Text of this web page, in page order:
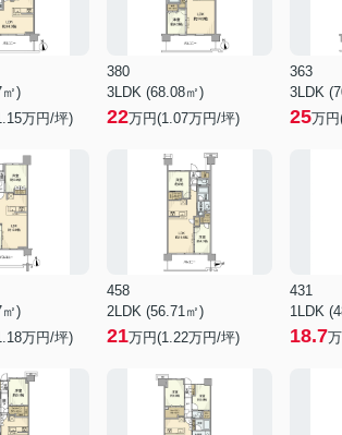
)
万円/坪)
380
3LDK (68.08㎡)
22万円(1.07万円/坪)
363
3LDK
25万円
)
万円/坪)
458
2LDK (56.71㎡)
21万円(1.22万円/坪)
431
1LDK
18.7